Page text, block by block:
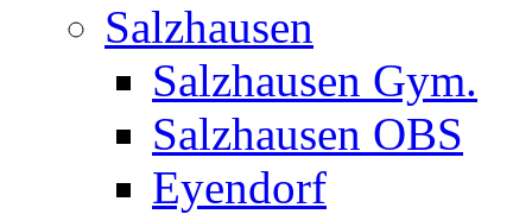
Salzhausen
Salzhausen Gym.
Salzhausen OBS
Eyendorf